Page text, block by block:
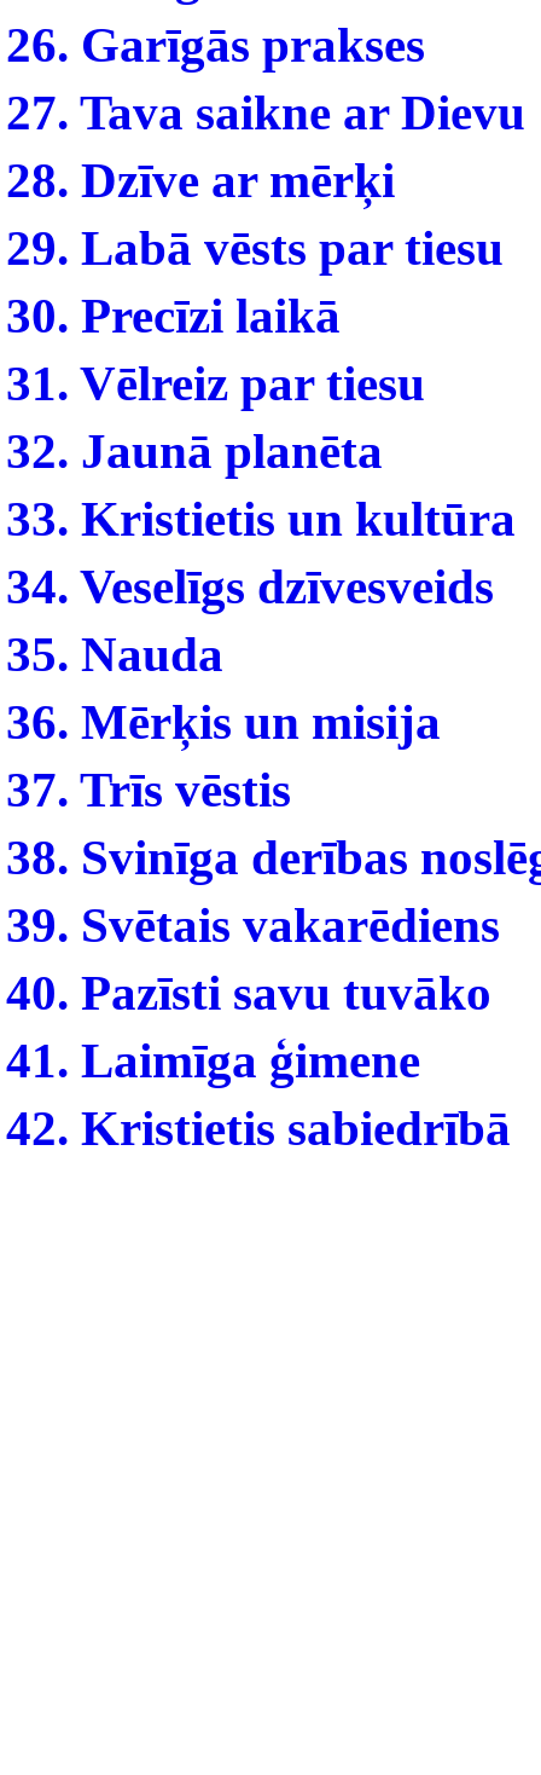
26. Garīgās prakses
27. Tava saikne ar Dievu
28. Dzīve ar mērķi
29. Labā vēsts par tiesu
30. Precīzi laikā
31. Vēlreiz par tiesu
32. Jaunā planēta
33. Kristietis un kultūra
34. Veselīgs dzīvesveids
35. Nauda
36. Mērķis un misija
37. Trīs vēstis
38. Svinīga derības
39. Svētais vakarēdiens
40. Pazīsti savu tuvāko
41. Laimīga ģimene
42. Kristietis sabiedrībā